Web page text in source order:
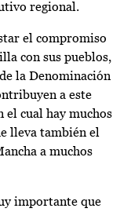
regional.
el compromiso
con sus pueblos,
la Denominación
a este
el cual hay muchos
lleva también el
a muchos
importante que